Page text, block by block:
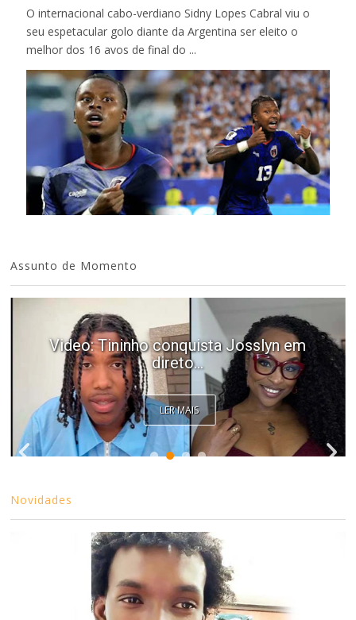
O internacional cabo-verdiano Sidny Lopes Cabral viu o
seu espetacular golo diante da Argentina ser eleito o
melhor dos 16 avos de final do ...
Assunto de Momento
Video: Tininho conquista Josslyn em
direto...
LER MAIS
Novidades